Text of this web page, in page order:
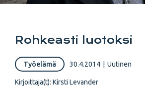
Rohkeasti luotoksi
Työelämä 30.4.2014 Uutinen
Kirjoittaja(t): Kirsti Levander